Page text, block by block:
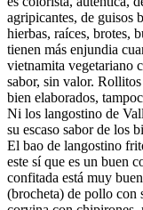
agripicantes, de guisos
hierbas, raíces, brotes,
tienen más enjundia
vietnamita vegetariano
sabor, sin valor.
bien elaborados,
Ni los langostino de
su escaso sabor de los
El bao de langostino
este sí que es un buen
confitada está muy
(brocheta) de pollo con